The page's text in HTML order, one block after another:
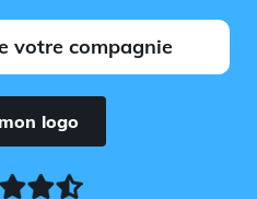
logo